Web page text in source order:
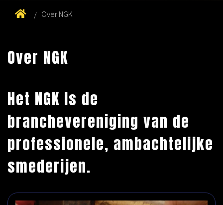
Over NGK
Over NGK
Het NGK is de
branchevereniging van de
professionele, ambachtelijke
smederijen.